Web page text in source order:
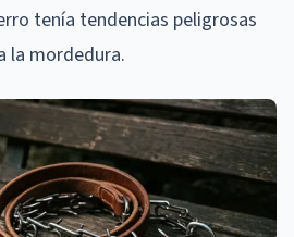
tenía tendencias peligrosas
la mordedura.